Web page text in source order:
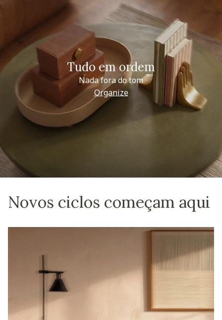
Tudo em ordem
Nada fora do tom
Organize
Novos ciclos começam aqui